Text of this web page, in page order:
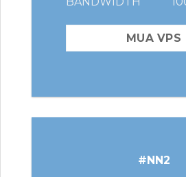
MUA VPS
#NN2